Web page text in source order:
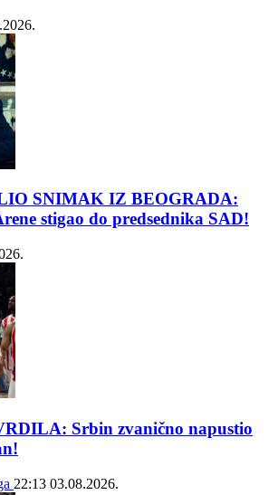
SNIMAK IZ BEOGRADA:
stigao do predsednika SAD!
Srbin zvanično napustio
22:13 03.08.2026.